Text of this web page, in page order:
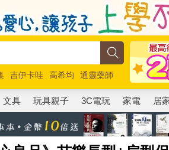
吉伊卡哇 高希均
通靈藥師
超慢跑
文具 玩具親子 3C電玩 家電 居